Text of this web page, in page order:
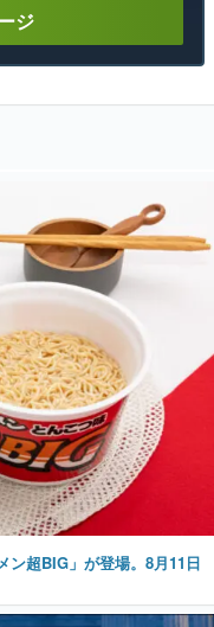
ジ
ン超BIG」が登場。8月11日